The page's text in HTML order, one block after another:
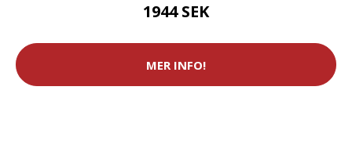
1944 SEK
MER INFO!